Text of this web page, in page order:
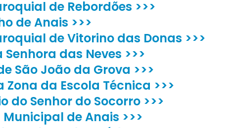
de Rebordões >>>
de Anais >>>
de Vitorino das Donas >>>
Senhora das Neves >>>
São João da Grova >>>
Zona da Escola Técnica >>>
do Senhor do Socorro >>>
de Anais >>>